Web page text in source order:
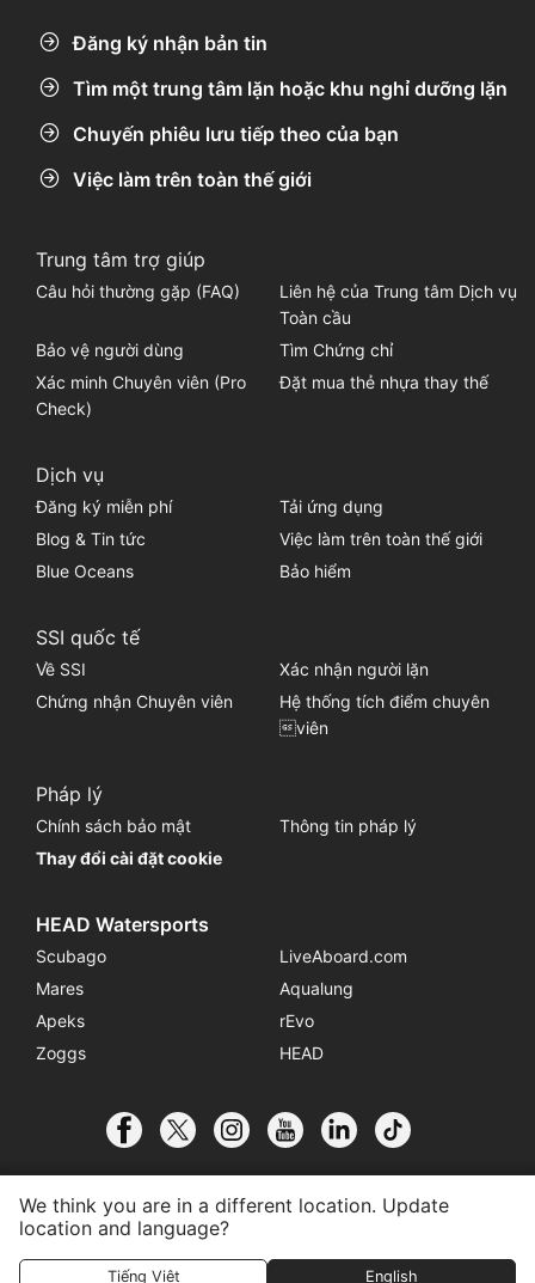
Liên kết với Trung tâm Liên hệ
Đăng ký nhận bản tin
Tìm một trung tâm lặn hoặc khu nghỉ dưỡng lặn
Chuyến phiêu lưu tiếp theo của bạn
Việc làm trên toàn thế giới
Trung tâm trợ giúp
Câu hỏi thường gặp (FAQ)
Liên hệ của Trung tâm Dịch vụ
Toàn cầu
Bảo vệ người dùng
Tìm Chứng chỉ
Xác minh Chuyên viên (Pro
Check)
Đặt mua thẻ nhựa thay thế
Dịch vụ
Đăng ký miễn phí
Tải ứng dụng
Blog & Tin tức
Việc làm trên toàn thế giới
Blue Oceans
Bảo hiểm
SSI quốc tế
Về SSI
Xác nhận người lặn
Chứng nhận Chuyên viên
Hệ thống tích điểm chuyên
viên
Pháp lý
Chính sách bảo mật
Thông tin pháp lý
Thay đổi cài đặt cookie
HEAD Watersports
Scubago
LiveAboard.com
Mares
Aqualung
Apeks
rEvo
Zoggs
HEAD
We think you are in a different location. Update
location and language?
Tiếng Việt English